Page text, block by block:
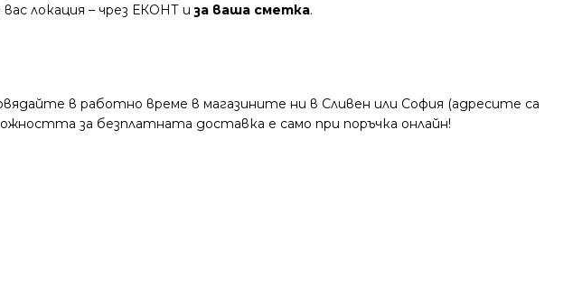
локация – чрез ЕКОНТ иза ваша сметка.
в работно време в магазините ни в Сливен или София (адресите са
за безплатната доставка е само при поръчка онлайн!